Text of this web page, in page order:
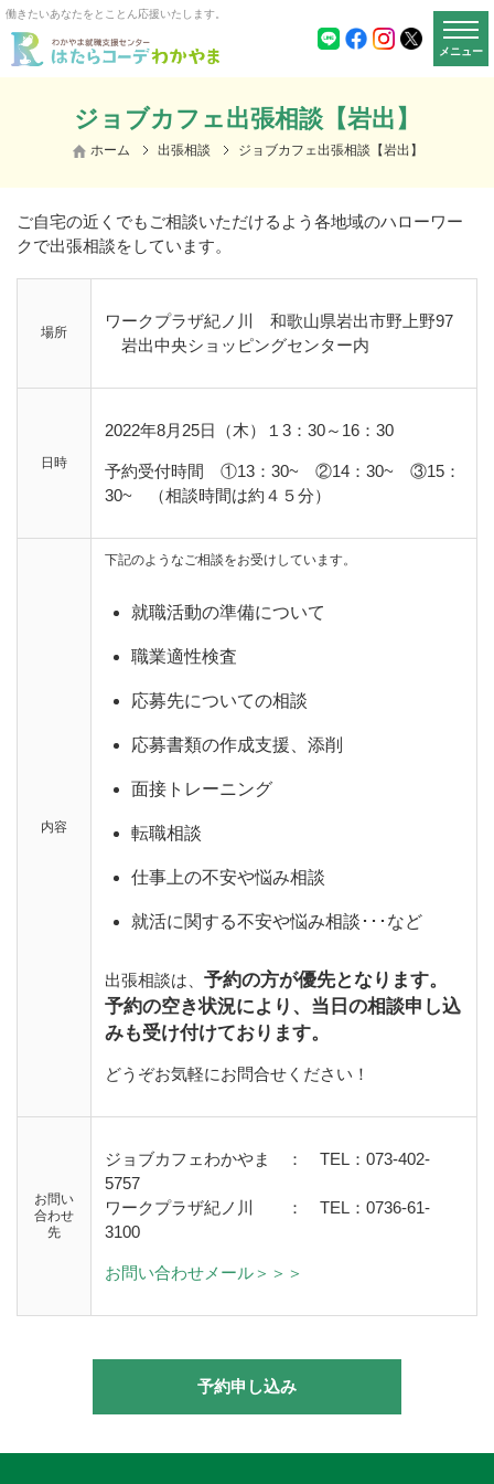
働きたいあなたをとことん応援いたします。
メニュー
ジョブカフェ出張相談【岩出】
ホーム 出張相談 ジョブカフェ出張相談【岩出】
ご自宅の近くでもご相談いただけるよう各地域のハローワー
クで出張相談をしています。
場所
ワークプラザ紀ノ川 和歌山県岩出市野上野97
岩出中央ショッピングセンター内
日時
2022年8月25日（木）１3：30～16：30
予約受付時間 ①13：30~ ②14：30~ ③15：
30~ （相談時間は約４５分）
内容
下記のようなご相談をお受けしています。
就職活動の準備について
職業適性検査
応募先についての相談
応募書類の作成支援、添削
面接トレーニング
転職相談
仕事上の不安や悩み相談
就活に関する不安や悩み相談･･･など
出張相談は、 予約の方が優先となります。
予約の空き状況により、当日の相談申し込
みも受け付けております。
どうぞお気軽にお問合せください！
お問い
合わせ
先
ジョブカフェわかやま ： TEL：073-402-
5757
ワークプラザ紀ノ川
： TEL：0736-61-
3100
お問い合わせメール＞＞＞
予約申し込み